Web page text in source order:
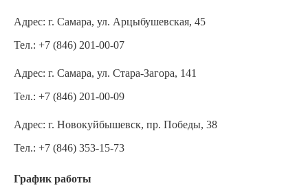
Адрес: г. Самара, ул. Арцыбушевская, 45
Тел.: +7 (846) 201-00-07
Адрес: г. Самара, ул. Стара-Загора, 141
Тел.: +7 (846) 201-00-09
Адрес: г. Новокуйбышевск, пр. Победы, 38
Тел.: +7 (846) 353-15-73
График работы